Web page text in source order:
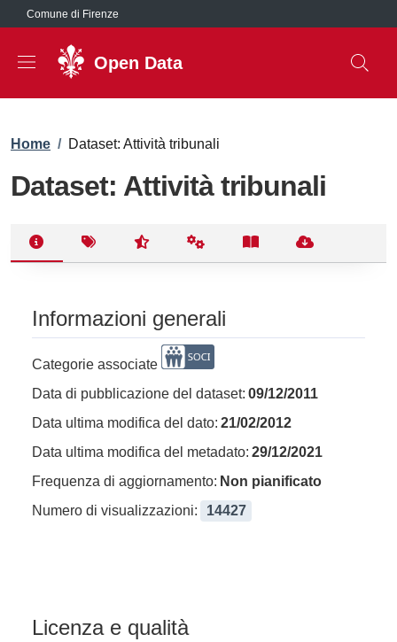
Salta al contenuto principale
Comune di Firenze
Open Data
Briciole di pane
Home / Dataset: Attività tribunali
Dataset: Attività tribunali
Informazioni generali
Categorie associate
Data di pubblicazione del dataset: 09/12/2011
Data ultima modifica del dato: 21/02/2012
Data ultima modifica del metadato: 29/12/2021
Frequenza di aggiornamento: Non pianificato
Numero di visualizzazioni:
14427
Licenza e qualità